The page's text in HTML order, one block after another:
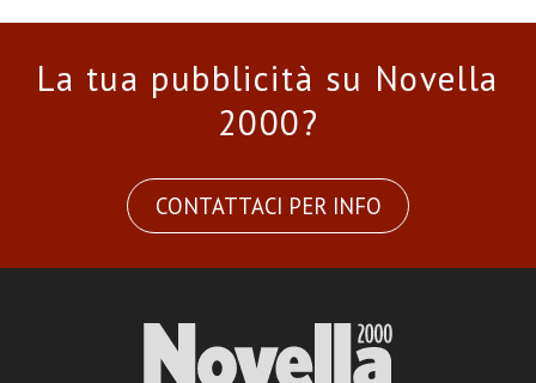
La tua pubblicità su Novella
2000?
CONTATTACI PER INFO